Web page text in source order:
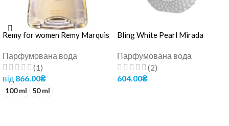
Remy for women Remy Marquis
Парфумована вода
(1)
від 866.00₴
100 ml 50 ml
Bling White Pearl Mirada
Парфумована вода
(2)
604.00₴